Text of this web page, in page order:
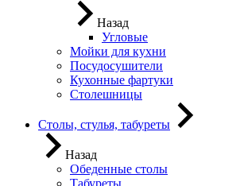
Назад
Угловые
Мойки для кухни
Посудосушители
Кухонные фартуки
Столешницы
Столы, стулья, табуреты
Назад
Обеденные столы
Табуреты